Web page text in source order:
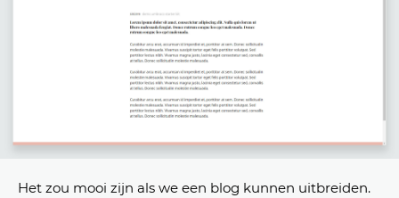
Het zou mooi zijn als we een blog kunnen uitbreiden.